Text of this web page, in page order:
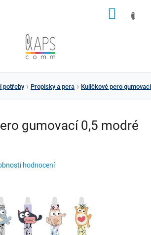
potřeby Propisky a pera Kuličkové pero
gumovací 0,5 modré
hodnocení